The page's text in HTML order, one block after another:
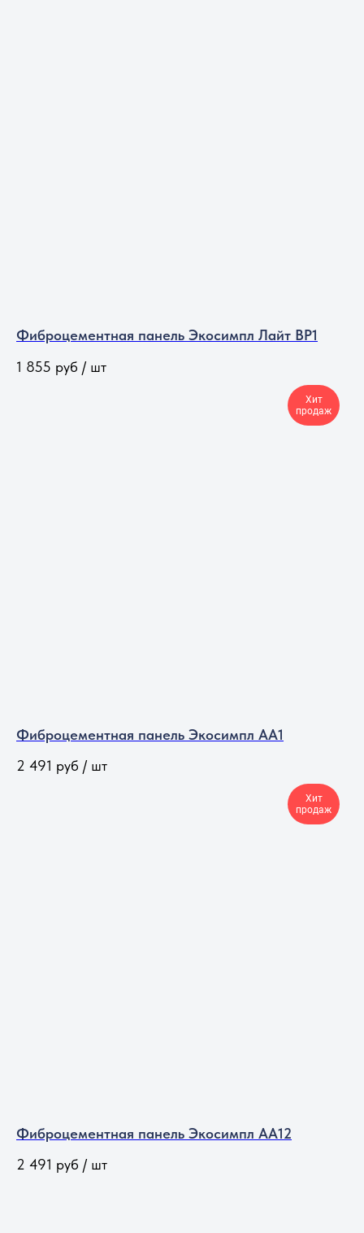
Фиброцементная панель Экосимпл Лайт BP1
1 855 руб / шт
Хит
продаж
Фиброцементная панель Экосимпл АА1
2 491 руб / шт
Хит
продаж
Фиброцементная панель Экосимпл АА12
2 491 руб / шт